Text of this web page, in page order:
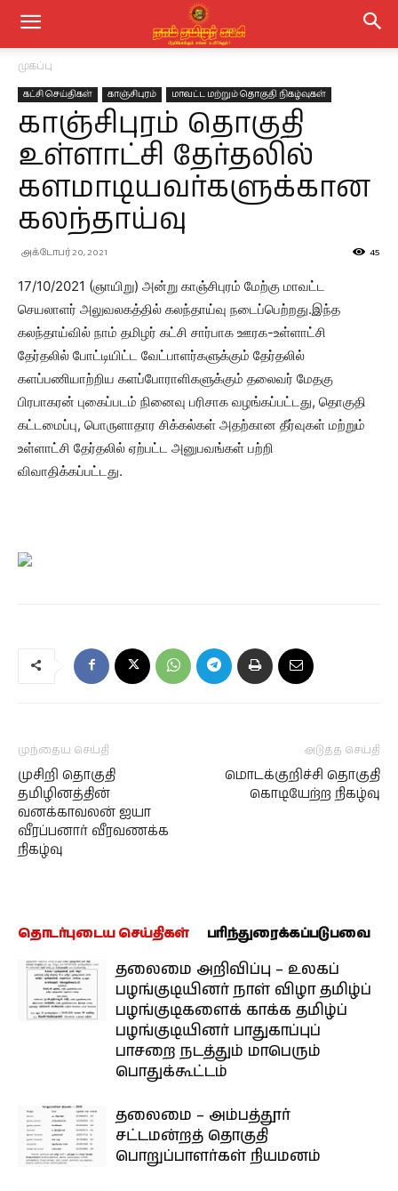
முகப்பு
கட்சி செய்திகள் காஞ்சிபுரம் மாவட்ட மற்றும் தொகுதி நிகழ்வுகள்
காஞ்சிபுரம் தொகுதி
உள்ளாட்சி தேர்தலில்
களமாடியவர்களுக்கான
கலந்தாய்வு
அக்டோபர் 20, 2021 45
17/10/2021 (ஞாயிறு) அன்று காஞ்சிபுரம் மேற்கு மாவட்ட
செயலாளர் அலுவலகத்தில் கலந்தாய்வு நடைப்பெற்றது.இந்த
கலந்தாய்வில் நாம் தமிழர் கட்சி சார்பாக ஊரக-உள்ளாட்சி
தேர்தலில் போட்டியிட்ட வேட்பாளர்களுக்கும் தேர்தலில்
களப்பணியாற்றிய களப்போராளிகளுக்கும் தலைவர் மேதகு
பிரபாகரன் புகைப்படம் நினைவு பரிசாக வழங்கப்பட்டது, தொகுதி
கட்டமைப்பு, பொருளாதார சிக்கல்கள் அதற்கான தீர்வுகள் மற்றும்
உள்ளாட்சி தேர்தலில் ஏற்பட்ட அனுபவங்கள் பற்றி
விவாதிக்கப்பட்டது.
முந்தைய செய்தி
முசிறி தொகுதி
தமிழினத்தின்
வனக்காவலன் ஐயா
வீரப்பனார் வீரவணக்க
நிகழ்வு
அடுத்த செய்தி
மொடக்குறிச்சி தொகுதி
கொடியேற்ற நிகழ்வு
தொடர்புடைய செய்திகள் பரிந்துரைக்கப்படுபவை
தலைமை அறிவிப்பு – உலகப்
பழங்குடியினர் நாள் விழா தமிழ்ப்
பழங்குடிகளைக் காக்க தமிழ்ப்
பழங்குடியினர் பாதுகாப்புப்
பாசறை நடத்தும் மாபெரும்
பொதுக்கூட்டம்
தலைமை – அம்பத்தூர்
சட்டமன்றத் தொகுதி
பொறுப்பாளர்கள் நியமனம்